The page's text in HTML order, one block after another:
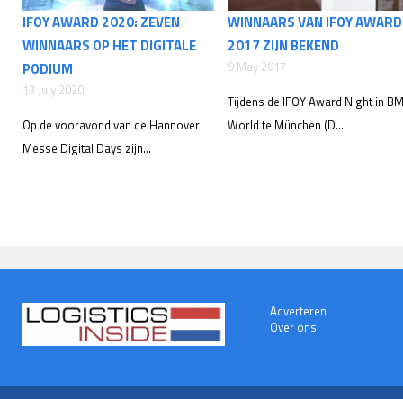
IFOY AWARD 2020: ZEVEN
WINNAARS OP HET DIGITALE
PODIUM
13 July 2020
Op de vooravond van de Hannover
Messe Digital Days zijn...
WINNAARS VAN IFOY AWARD
2017 ZIJN BEKEND
9 May 2017
Tijdens de IFOY Award Night in
World te München (D...
Adverteren
Over ons